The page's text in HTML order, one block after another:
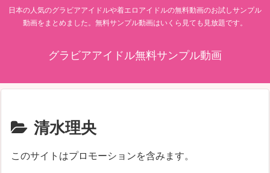
日本の人気のグラビアアイドルや着エロアイドルの無料動画のお試しサンプル
動画をまとめました。無料サンプル動画はいくら見ても見放題です。
グラビアアイドル無料サンプル動画
清水理央
このサイトはプロモーションを含みます。